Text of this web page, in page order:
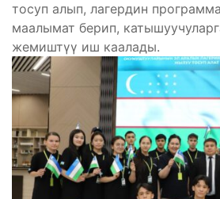
тосуп алып, лагердин
маалымат берип,
жемиштүү иш каалады.